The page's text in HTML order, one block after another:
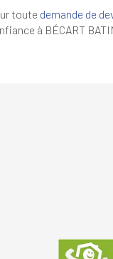
toute demande de
à BÉCART